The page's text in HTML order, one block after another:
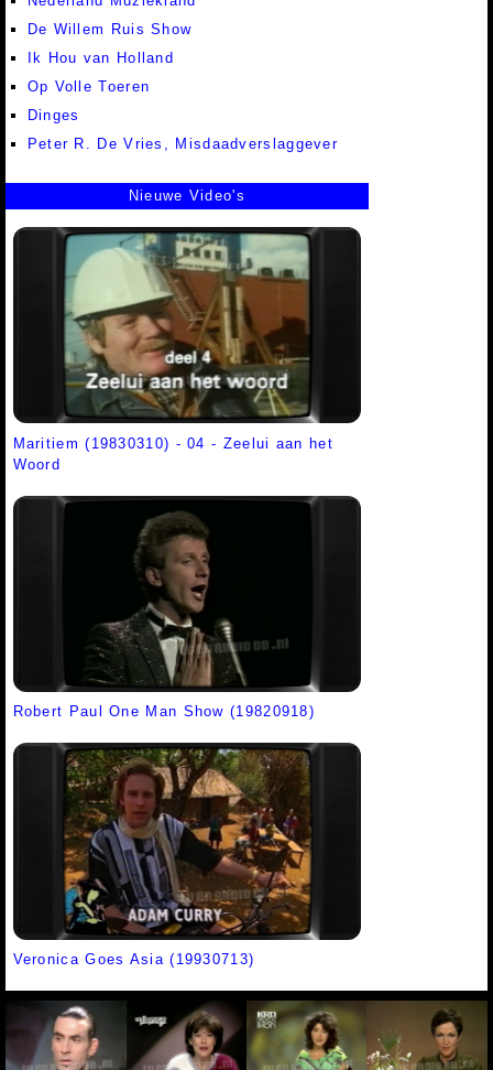
De Willem Ruis Show
Ik Hou van Holland
Op Volle Toeren
Dinges
Peter R. De Vries, Misdaadverslaggever
Nieuwe Video's
Maritiem (19830310) - 04 - Zeelui aan het
Woord
Robert Paul One Man Show (19820918)
Veronica Goes Asia (19930713)